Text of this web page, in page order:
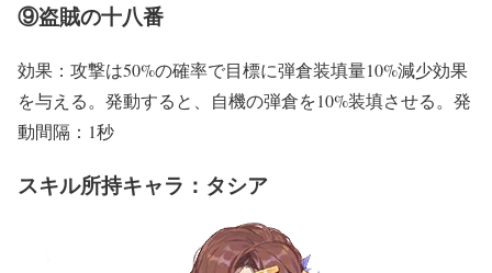
⑨盗賊の十八番
効果：攻撃は50%の確率で目標に弾倉装填量10%減少効果
を与える。発動すると、自機の弾倉を10%装填させる。発
動間隔：1秒
スキル所持キャラ：タシア